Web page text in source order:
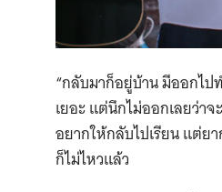
“กลับมาก็อยู่บ้าน มีออกไป
เยอะ แต่นึกไม่ออกเลยว่า
อยากให้กลับไปเรียน แต่ย
ก็ไม่ไหวแล้ว